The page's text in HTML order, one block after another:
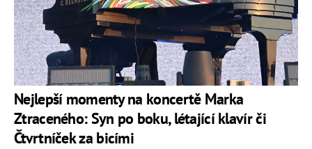
Nejlepší momenty na koncertě Marka
Ztraceného: Syn po boku, létající klavír či
Čtvrtníček za bicími